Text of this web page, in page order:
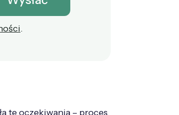
.
te oczekiwania – proces